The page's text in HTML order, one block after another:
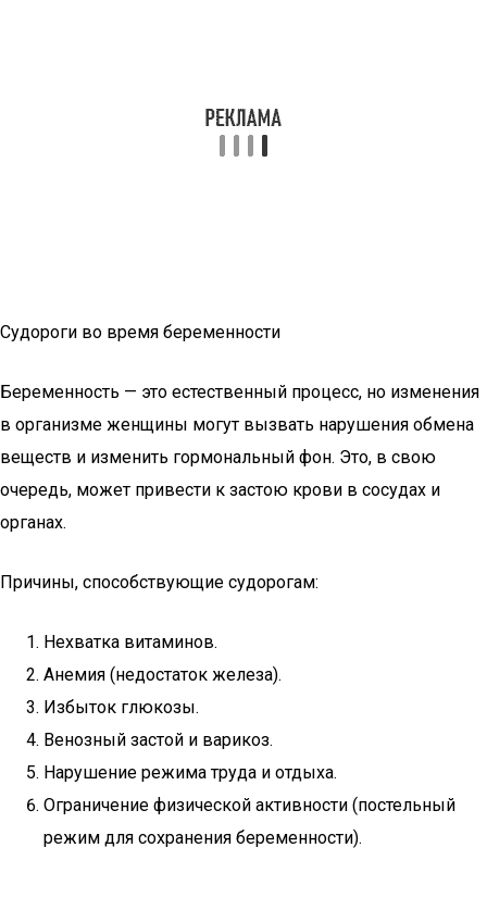
Судороги во время беременности
Беременность — это естественный процесс, но изменения
в организме женщины могут вызвать нарушения обмена
веществ и изменить гормональный фон. Это, в свою
очередь, может привести к застою крови в сосудах и
органах.
Причины, способствующие судорогам:
Нехватка витаминов.
Анемия (недостаток железа).
Избыток глюкозы.
Венозный застой и варикоз.
Нарушение режима труда и отдыха.
Ограничение физической активности (постельный
режим для сохранения беременности).